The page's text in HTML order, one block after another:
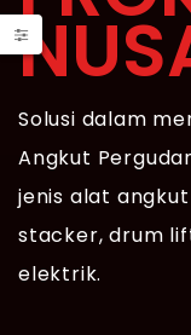
Solusi dalam
Angkut
jenis alat
stacker, drum
elektrik.